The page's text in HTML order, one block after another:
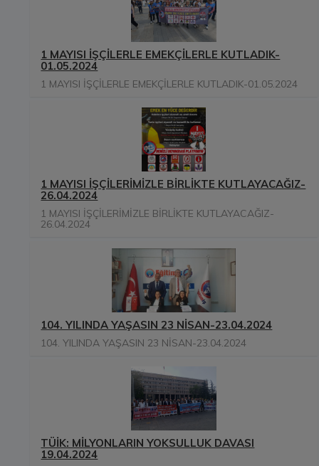
1 MAYISI İŞÇİLERLE EMEKÇİLERLE KUTLADIK-
01.05.2024
1 MAYISI İŞÇİLERLE EMEKÇİLERLE KUTLADIK-01.05.2024
1 MAYISI İŞÇİLERİMİZLE BİRLİKTE KUTLAYACAĞIZ-
26.04.2024
1 MAYISI İŞÇİLERİMİZLE BİRLİKTE KUTLAYACAĞIZ-
26.04.2024
104. YILINDA YAŞASIN 23 NİSAN-23.04.2024
104. YILINDA YAŞASIN 23 NİSAN-23.04.2024
TÜİK: MİLYONLARIN YOKSULLUK DAVASI
19.04.2024